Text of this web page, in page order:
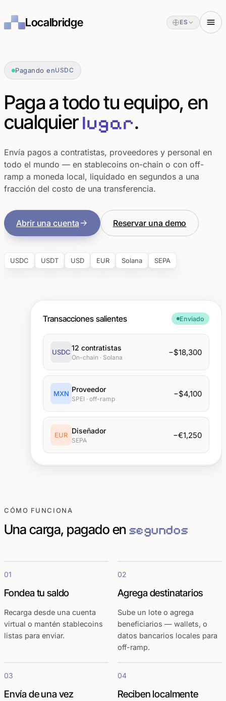
Localbridge ES
Pagando enUSDC
Paga a todo tu equipo, en
cualquierlugar.
Envía pagos a contratistas, proveedores y personal en
todo el mundo — en stablecoins on-chain o con off-
ramp a moneda local, liquidado en segundos a una
fracción del costo de una transferencia.
Abrir una cuenta Reservar una demo
USDC USDT USD EUR Solana SEPA
Transacciones salientes Enviado
USDC
12 contratistas
On-chain · Solana
−$18,300
MXN
Proveedor
SPEI · off-ramp
−$4,100
EUR
Diseñador
SEPA
−€1,250
CÓMO FUNCIONA
Una carga, pagado ensegundos
01
Fondea tu saldo
Recarga desde una cuenta
virtual o mantén stablecoins
listas para enviar.
02
Agrega destinatarios
Sube un lote o agrega
beneficiarios — wallets, o
datos bancarios locales para
off-ramp.
03
Envía de una vez
04
Reciben localmente